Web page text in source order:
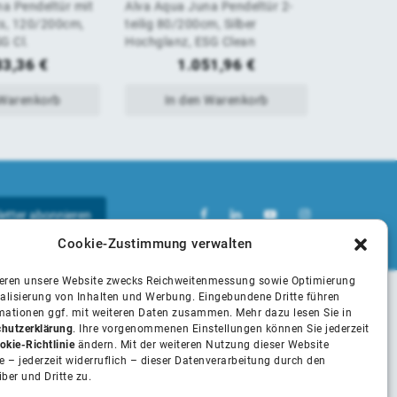
Cookie-Zustimmung verwalten
unsere Website zwecks Reichweitenmessung sowie Optimierung
von Inhalten und Werbung. Eingebundene Dritte führen
ggf. mit weiteren Daten zusammen. Mehr dazu lesen Sie in
. Ihre vorgenommenen Einstellungen können Sie jederzeit
Richtlinieändern. Mit der weiteren Nutzung dieser Website
– jederzeit widerruflich – dieser Datenverarbeitung durch den
und Dritte zu.
Pendeltür mit
120/200cm,
Cl.
€
von
5
Alva Aqua Juna Pendeltür 2-
teilig 80/200cm, Silber
Hochglanz, ESG Clean
1.051,96€
In den Warenkorb
Unsere Partner
Installateure